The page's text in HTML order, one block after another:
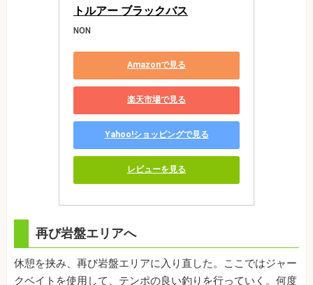
トルアー ブラックバス
NON
Amazonで見る
楽天市場で見る
Yahoo!ショッピングで見る
レビューを見る
再び岩盤エリアへ
休憩を挟み、再び岩盤エリアに入り直した。ここではジャー
クベイトを使用して、テンポの良い釣りを行っていく。何度